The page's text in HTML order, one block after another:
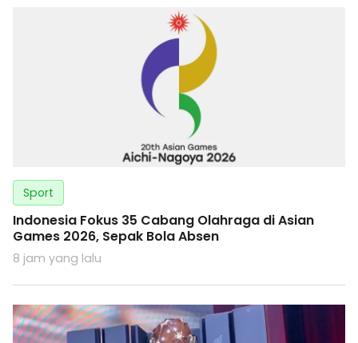
Sport
Indonesia Fokus 35 Cabang Olahraga di Asian
Games 2026, Sepak Bola Absen
8 jam yang lalu